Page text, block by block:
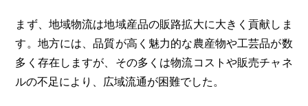
まず、地域物流は地域産品の販路拡大に大きく貢献しま
す。地方には、品質が高く魅力的な農産物や工芸品が数
多く存在しますが、その多くは物流コストや販売チャネ
ルの不足により、広域流通が困難でした。